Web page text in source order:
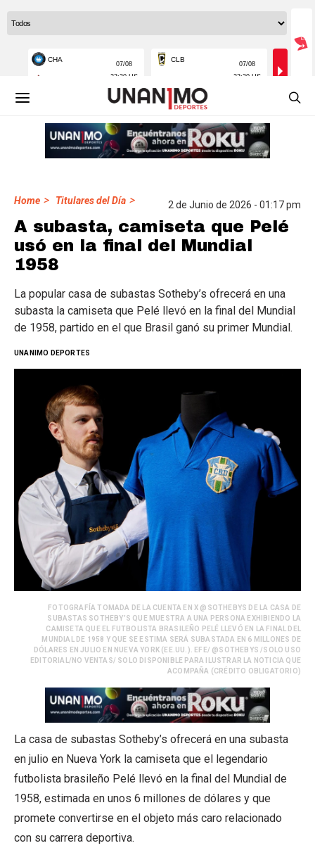
Home > Titulares del Día > 2 de Junio de 2026 - 01:17 pm
A subasta, camiseta que Pelé
usó en la final del Mundial
1958
La popular casa de subastas Sotheby’s ofrecerá en una
subasta la camiseta que Pelé llevó en la final del Mundial
de 1958, partido en el que Brasil ganó su primer Mundial.
UNANIMO DEPORTES
FOTOGRAFÍA TOMADA DE LA CUENTA EN X @SOTHEBYS DE LA CASA DE
SUBASTAS SOTHEBY’S QUE MUESTRA A UNA PERSONA EXHIBIENDO LA
CAMISETA QUE EL FUTBOLISTA BRASILEÑO PELÉ LLEVÓ EN LA FINAL DEL
MUNDIAL DE 1958 Y QUE SE ESTIMA SERÁ SUBASTADA EN 6 MILLONES DE
DÓLARES EN JULIO EN NUEVA YORK (EE.UU.). EFE/ @SOTHEBYS /SOLO USO
EDITORIAL/NO VENTAS/ SOLO DISPONIBLE PARA ILUSTRAR LA NOTICIA QUE
ACOMPAÑA (CRÉDITO OBLIGATORIO)
La casa de subastas Sotheby’s ofrecerá en una subasta
en julio en Nueva York la camiseta que el legendario
futbolista brasileño Pelé llevó en la final del Mundial de
1958, estimada en unos 6 millones de dólares y que
promete convertirse en el objeto más caro relacionado
con su carrera deportiva.